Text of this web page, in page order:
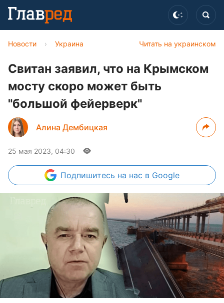
Читать на украинском
Новости › Украина
Свитан заявил, что на Крымском
мосту скоро может быть
"большой фейерверк"
Алина Дембицкая
25 мая 2023, 04:30
Подпишитесь на нас в Google